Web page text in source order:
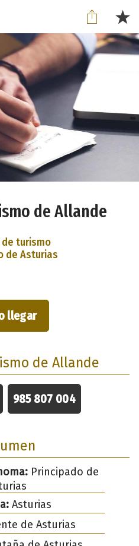
de Allande
turismo
de Asturias
llegar
de Allande
985 807 004
Principado de
Asturias
de Asturias